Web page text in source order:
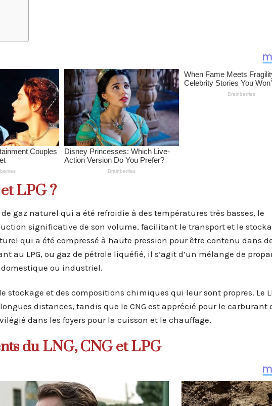
LPG ?
gaz naturel qui a été refroidie à des températures très basses, le
significative de son volume, facilitant le transport et le
qui a été compressé à haute pression pour être contenu dans
au LPG, ou gaz de pétrole liquéfié, il s’agit d’un mélange de
ou industriel.
stockage et des compositions chimiques qui leur sont propres. Le
distances, tandis que le CNG est apprécié pour le carburant
dans les foyers pour la cuisson et le chauffage.
du LNG, CNG et LPG